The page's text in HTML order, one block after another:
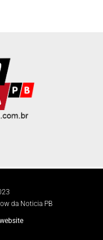
da Noticia PB